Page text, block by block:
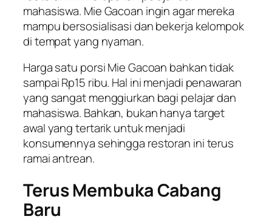
mahasiswa. Mie Gacoan ingin agar mereka
mampu bersosialisasi dan bekerja kelompok
di tempat yang nyaman.
Harga satu porsi Mie Gacoan bahkan tidak
sampai Rp15 ribu. Hal ini menjadi penawaran
yang sangat menggiurkan bagi pelajar dan
mahasiswa. Bahkan, bukan hanya target
awal yang tertarik untuk menjadi
konsumennya sehingga restoran ini terus
ramai antrean.
Terus Membuka Cabang
Baru